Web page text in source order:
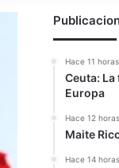
Hace 11 horas
Ceuta:
Europa
Hace 12 horas
Maite
Hace 14 horas